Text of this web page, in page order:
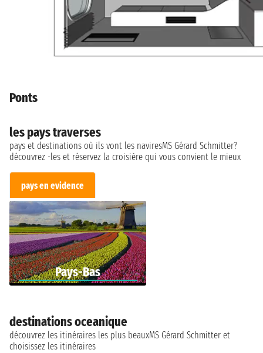
Ponts
les pays traverses
pays et destinations où ils vont les naviresMS Gérard Schmitter?
découvrez -les et réservez la croisière qui vous convient le mieux
pays en evidence
Pays-Bas
destinations oceanique
découvrez les itinéraires les plus beauxMS Gérard Schmitter et
choisissez les itinéraires